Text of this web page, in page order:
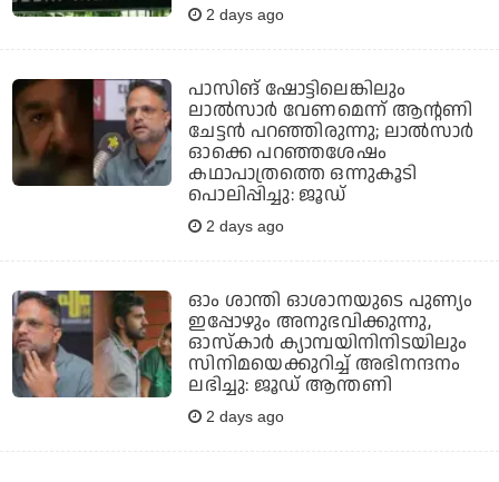
2 days ago
പാസിങ് ഷോട്ടിലെങ്കിലും
ലാല്‍സാര്‍ വേണമെന്ന് ആന്റണി
ചേട്ടന്‍ പറഞ്ഞിരുന്നു; ലാല്‍സാര്‍
ഓക്കെ പറഞ്ഞശേഷം
കഥാപാത്രത്തെ ഒന്നുകൂടി
പൊലിപ്പിച്ചു: ജൂഡ്
2 days ago
ഓം ശാന്തി ഓശാനയുടെ പുണ്യം
ഇപ്പോഴും അനുഭവിക്കുന്നു,
ഓസ്കാർ ക്യാമ്പയിനിനിടയിലും
സിനിമയെക്കുറിച്ച് അഭിനന്ദനം
ലഭിച്ചു: ജൂഡ് ആന്തണി
2 days ago